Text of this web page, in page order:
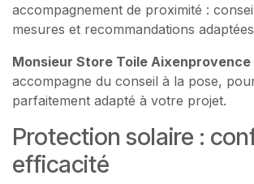
accompagnement de proximité :
mesures et recommandations
Monsieur Store Toile Aixenprovence
accompagne du conseil à la pose,
parfaitement adapté à votre projet.
Protection solaire :
efficacité